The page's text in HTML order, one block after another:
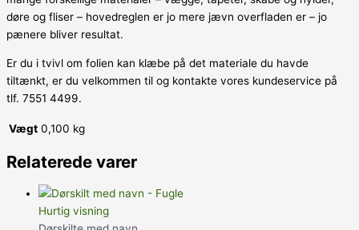
døre og fliser – hovedreglen er jo mere jævn overfladen er – jo
pænere bliver resultat.
Er du i tvivl om folien kan klæbe på det materiale du havde
tiltænkt, er du velkommen til og kontakte vores kundeservice på
tlf. 7551 4499.
Vægt 0,100 kg
Relaterede varer
Hurtig visning